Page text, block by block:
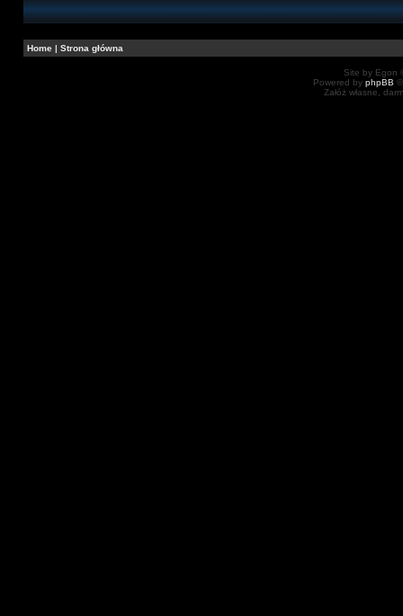
Home | Strona główna
Site by Egon
Powered by phpBB
Załóż własne,